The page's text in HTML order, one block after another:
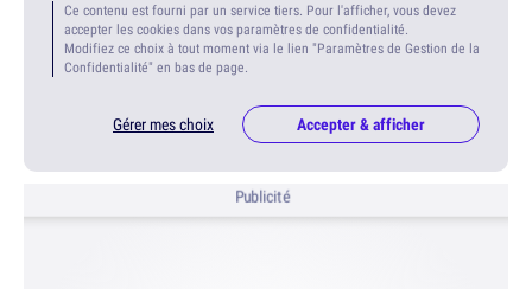
Ce contenu est fourni par un service tiers. Pour l'afficher, vous devez
accepter les cookies dans vos paramètres de confidentialité.
Modifiez ce choix à tout moment via le lien "Paramètres de Gestion de la
Confidentialité" en bas de page.
Gérer mes choix Accepter & afficher
Publicité